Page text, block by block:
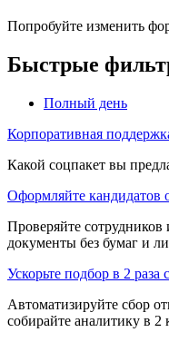
Попробуйте изменить
Быстрые
Полный день
Корпоративная
Какой соцпакет вы
Оформляйте кандидатов
Проверяйте
документы без бумаг и
Ускорьте подбор в 2 раза
Автоматизируйте сбор
собирайте аналитику в 2